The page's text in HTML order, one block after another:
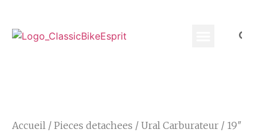
Accueil / Pieces detachees / Ural Carburateur / 19″